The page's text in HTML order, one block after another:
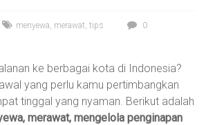
menyewa, merawat,tips
0
ke berbagai kota di Indonesia?
yang perlu kamu pertimbangkan
tinggal yang nyaman. Berikut adalah
merawat, mengelola penginapan